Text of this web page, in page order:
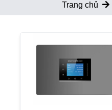
Trang chủ